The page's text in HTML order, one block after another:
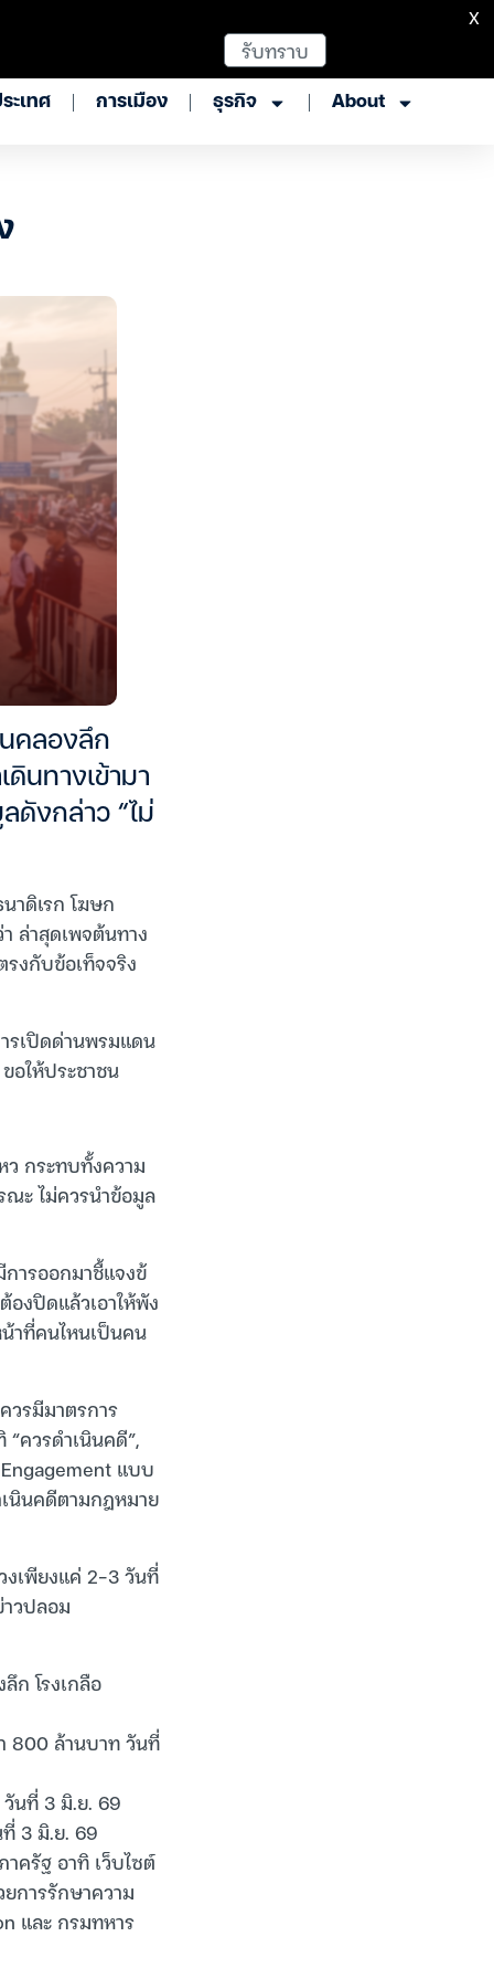
ะเทศ การเมือง ธุรกิจ About
นคลองลึก
นทางเข้ามา
ดังกล่าว “ไม่
าดิเรก โฆษก
ล่าสุดเพจต้นทาง
งกับข้อเท็จจริง
รเปิดด่านพรมแดน
อให้ประชาชน
ว กระทบทั้งความ
ณะ ไม่ควรนำข้อมูล
ารออกมาชี้แจงข้
องปิดแล้วเอาให้พัง
าที่คนไหนเป็นคน
วรมีมาตรการ
ควรดำเนินคดี”,
แบบ
เนินคดีตามกฎหมาย
งเพียงแค่ 2-3 วันที่
วปลอม
ก โรงเกลือ
800 ล้านบาท วันที่
นที่ 3 มิ.ย. 69
3 มิ.ย. 69
ครัฐ อาทิ เว็บไซต์
การรักษาความ
และ กรมทหาร
รับทราบ
X